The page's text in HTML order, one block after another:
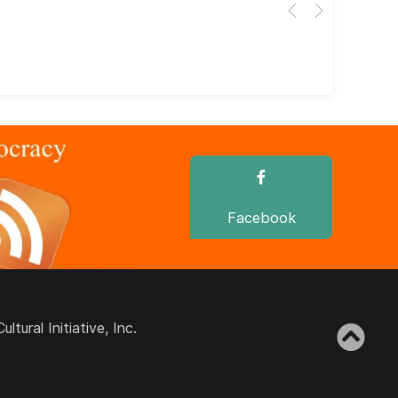
Facebook
Initiative, Inc.